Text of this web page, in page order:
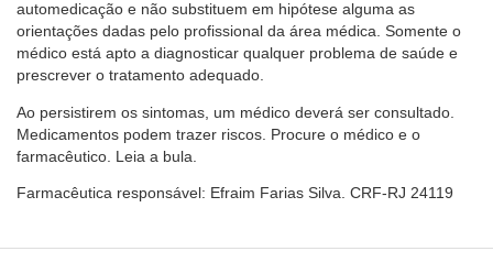
automedicação e não substituem em hipótese alguma as
orientações dadas pelo profissional da área médica. Somente o
médico está apto a diagnosticar qualquer problema de saúde e
prescrever o tratamento adequado.
Ao persistirem os sintomas, um médico deverá ser consultado.
Medicamentos podem trazer riscos. Procure o médico e o
farmacêutico. Leia a bula.
Farmacêutica responsável: Efraim Farias Silva. CRF-RJ 24119